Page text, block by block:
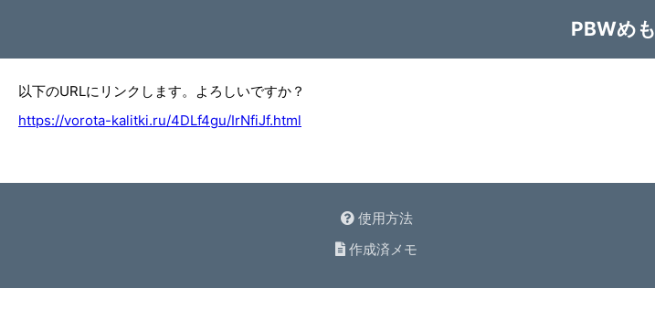
PBWめも
以下のURLにリンクします。よろしいですか？
https://vorota-kalitki.ru/4DLf4gu/IrNfiJf.html
使用方法
作成済メモ